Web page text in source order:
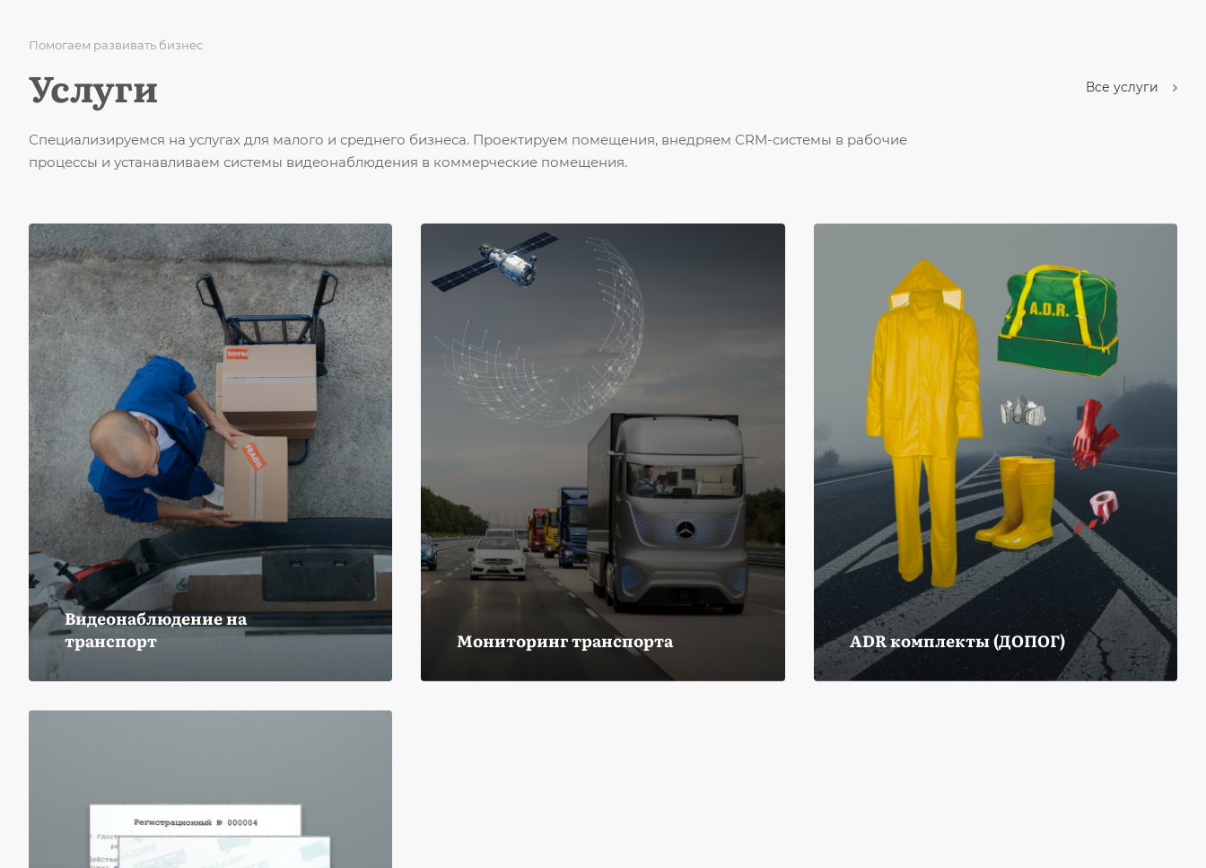
Помогаем развивать бизнес
Услуги Все услуги
Специализируемся на услугах для малого и среднего бизнеса. Проектируем помещения, внедряем CRM-системы в рабочие
процессы и устанавливаем системы видеонаблюдения в коммерческие помещения.
Видеонаблюдение на
транспорт
Мониторинг транспорта ADR комплекты (ДОПОГ)